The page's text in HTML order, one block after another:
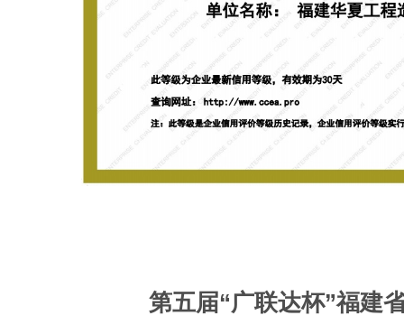
第五届“广联达杯”福建